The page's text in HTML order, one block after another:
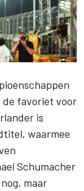
de favoriet voor
is
waarmee
Schumacher
maar